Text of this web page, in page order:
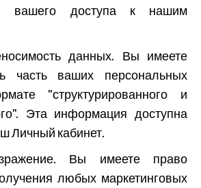
вашего доступа к нашим
данных. Вы имеете
часть ваших персональных
"структурированного и
Эта информация доступна
Личный кабинет.
Вы имеете право
любых маркетинговых